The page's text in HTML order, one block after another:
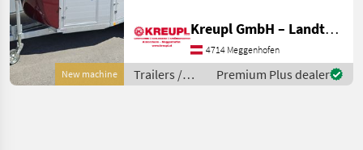
New machine
metallic Tiefergelegtes
WCF-Fahrwerk mit
Radstoßdämpfer
Längsträgerf
Kreupl GmbH – Landtechnik – Schlosserei – Anhänger
4714 Meggenhofen
Trailers /
Böckmann
Premium Plus dealer